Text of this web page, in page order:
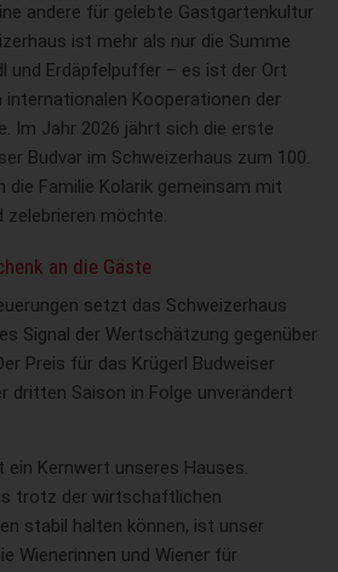
andere für gelebte Gastgartenkultur
ist mehr als nur die Summe
und Erdäpfelpuffer – es ist der Ort
internationalen Kooperationen der
Im Jahr 2026 jährt sich die erste
Budvar im Schweizerhaus zum 100.
die Familie Kolarik gemeinsam mit
zelebrieren möchte.
an die Gäste
setzt das Schweizerhaus
Signal der Wertschätzung gegenüber
Preis für das Krügerl Budweiser
dritten Saison in Folge unverändert
ein Kernwert unseres Hauses.
trotz der wirtschaftlichen
stabil halten können, ist unser
Wienerinnen und Wiener für